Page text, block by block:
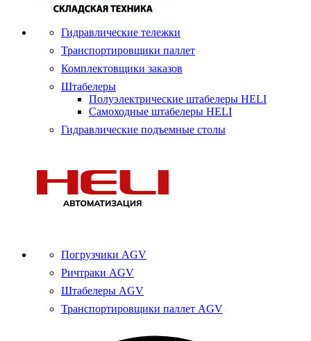
Гидравлические тележки
Транспортировщики паллет
Комплектовщики заказов
Штабелеры
Полуэлектрические штабелеры HELI
Самоходные штабелеры HELI
Гидравлические подъемные столы
Погрузчики AGV
Ричтраки AGV
Штабелеры AGV
Транспортировщики паллет AGV